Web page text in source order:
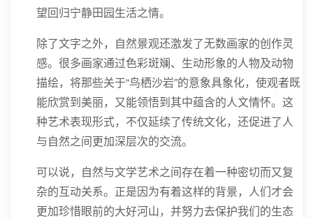
望回归宁静田园生活之情。
除了文字之外，自然景观还激发了无数画家的创作灵
感。很多画家通过色彩斑斓、生动形象的人物及动物
描绘，将那些关于“鸟栖沙岩”的意象具象化，使观者既
能欣赏到美丽，又能领悟到其中蕴含的人文情怀。这
种艺术表现形式，不仅延续了传统文化，还促进了人
与自然之间更加深层次的交流。
可以说，自然与文学艺术之间存在着一种密切而又复
杂的互动关系。正是因为有着这样的背景，人们才会
更加珍惜眼前的大好河山，并努力去保护我们的生态